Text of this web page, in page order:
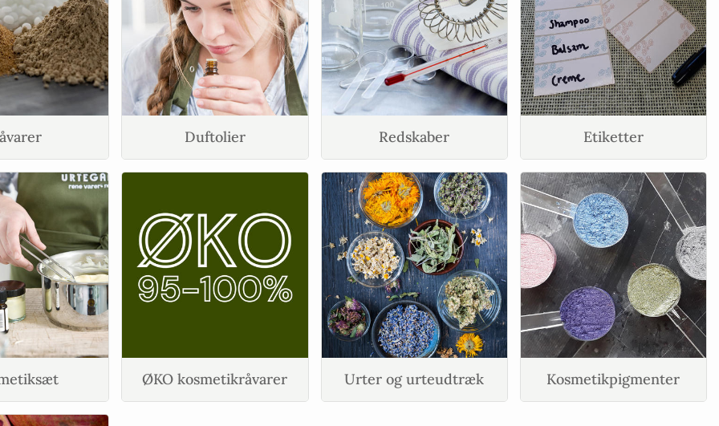
Duftolier Redskaber Etiketter
ØKO kosmetikråvarer Urter og urteudtræk Kosmetikpigmenter